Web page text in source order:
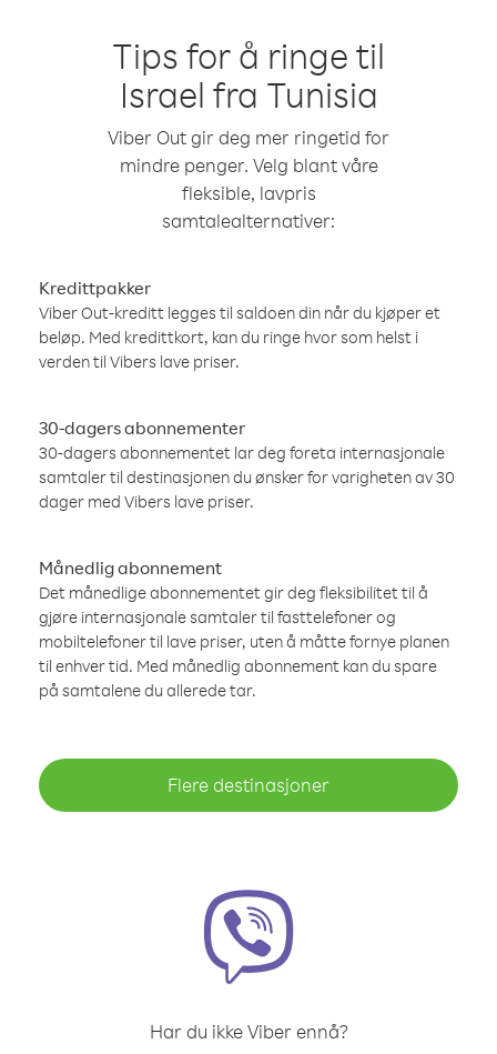
Tips for å ringe til
Israel fra Tunisia
Viber Out gir deg mer ringetid for
mindre penger. Velg blant våre
fleksible, lavpris
samtalealternativer:
Kredittpakker
Viber Out-kreditt legges til saldoen din når du kjøper et
beløp. Med kredittkort, kan du ringe hvor som helst i
verden til Vibers lave priser.
30-dagers abonnementer
30-dagers abonnementet lar deg foreta internasjonale
samtaler til destinasjonen du ønsker for varigheten av 30
dager med Vibers lave priser.
Månedlig abonnement
Det månedlige abonnementet gir deg fleksibilitet til å
gjøre internasjonale samtaler til fasttelefoner og
mobiltelefoner til lave priser, uten å måtte fornye planen
til enhver tid. Med månedlig abonnement kan du spare
på samtalene du allerede tar.
Flere destinasjoner
Har du ikke Viber ennå?